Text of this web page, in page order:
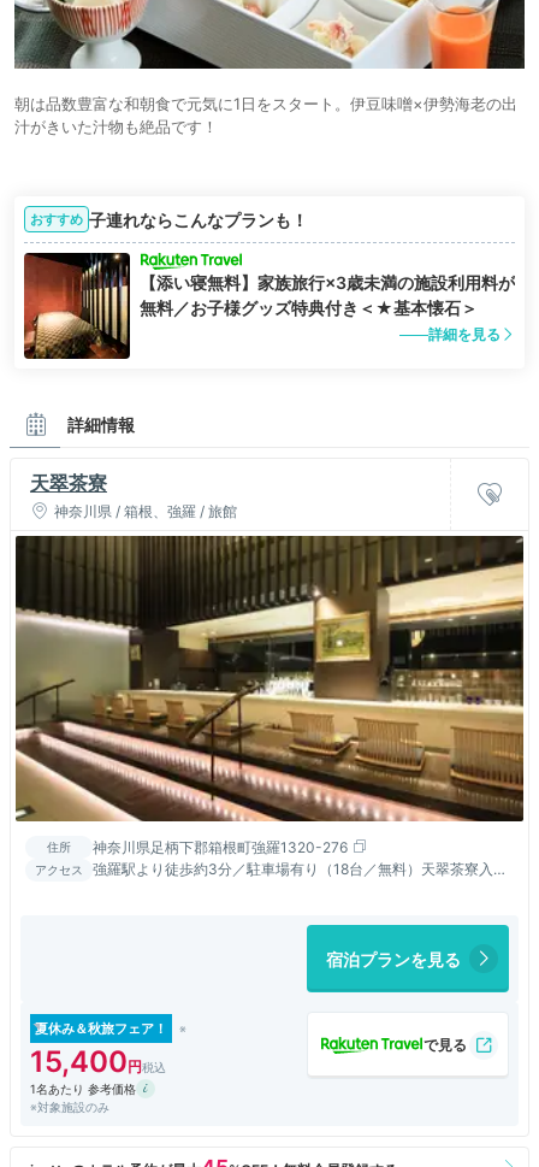
朝は品数豊富な和朝食で元気に1日をスタート。伊豆味噌×伊勢海老の出
汁がきいた汁物も絶品です！
おすすめ 子連れならこんなプランも！
【添い寝無料】家族旅行×3歳未満の施設利用料が
無料／お子様グッズ特典付き＜★基本懐石＞
詳細を見る
詳細情報
天翠茶寮
神奈川県 / 箱根、強羅 / 旅館
住所 神奈川県足柄下郡箱根町強羅1320-276
アクセス
強羅駅より徒歩約3分／駐車場有り（18台／無料）天翠茶寮入口
宿泊プランを見る
夏休み＆秋旅フェア！
15,400
1名あたり 参考価格
※対象施設のみ